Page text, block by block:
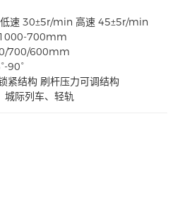
速 30±5r/min 高速 45±5r/min
1000-700mm
700/600mm
90°
紧结构 刷杆压力可调结构
城际列车、轻轨